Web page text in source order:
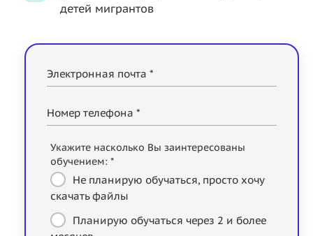
детей мигрантов
Электронная почта *
Номер телефона *
Укажите насколько Вы заинтересованы
обучением: *
Не планирую обучаться, просто хочу
скачать файлы
Планирую обучаться через 2 и более